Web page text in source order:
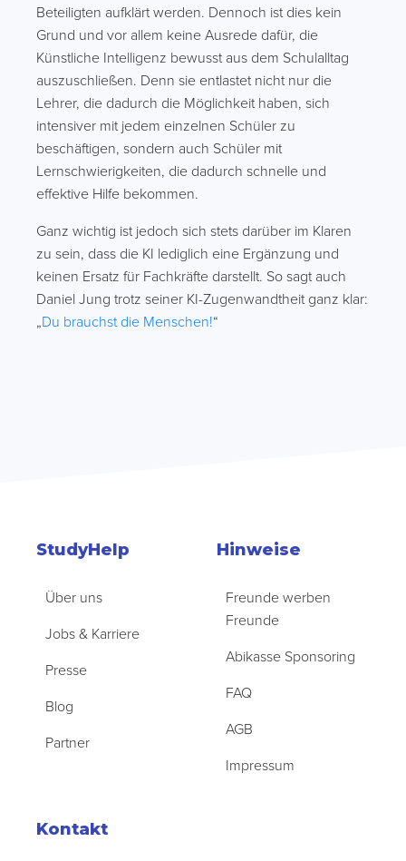
Beteiligten aufklärt werden. Dennoch ist dies kein
Grund und vor allem keine Ausrede dafür, die
Künstliche Intelligenz bewusst aus dem Schulalltag
auszuschließen. Denn sie entlastet nicht nur die
Lehrer, die dadurch die Möglichkeit haben, sich
intensiver mit jedem einzelnen Schüler zu
beschäftigen, sondern auch Schüler mit
Lernschwierigkeiten, die dadurch schnelle und
effektive Hilfe bekommen.
Ganz wichtig ist jedoch sich stets darüber im Klaren
zu sein, dass die KI lediglich eine Ergänzung und
keinen Ersatz für Fachkräfte darstellt. So sagt auch
Daniel Jung trotz seiner KI-Zugenwandtheit ganz klar:
„Du brauchst die Menschen!“
StudyHelp
Über uns
Jobs & Karriere
Presse
Blog
Partner
Hinweise
Freunde werben
Freunde
Abikasse Sponsoring
FAQ
AGB
Impressum
Kontakt